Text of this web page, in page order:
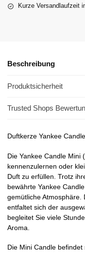
Kurze Versandlaufzeit
Beschreibung
Produktsicherheit
Trusted Shops
Duftkerze Yankee
Die Yankee Candle Mini
kennenzulernen oder
Duft zu erfüllen. Trotz
bewährte Yankee
gemütliche Atmosphäre.
entfaltet sich der
begleitet Sie viele
Aroma.
Die Mini Candle